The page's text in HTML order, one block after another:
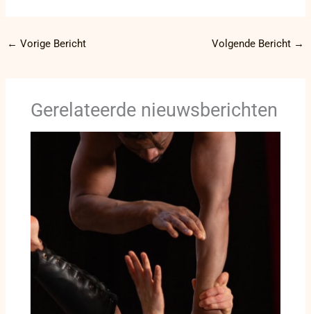
← Vorige Bericht Volgende Bericht →
Gerelateerde nieuwsberichten